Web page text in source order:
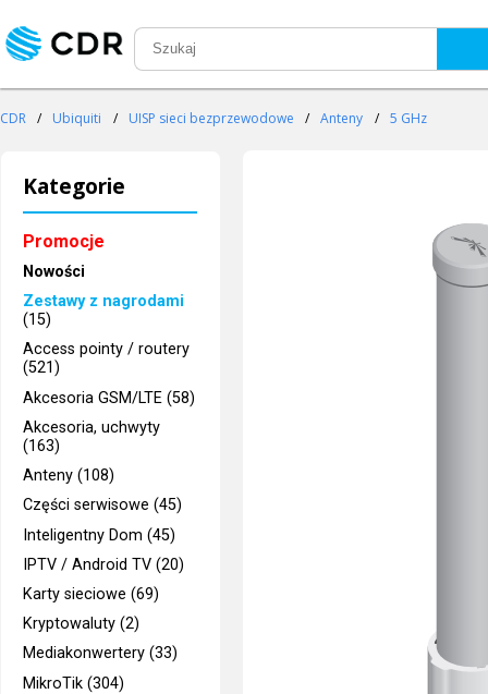
CDR / Ubiquiti / UISP sieci bezprzewodowe / Anteny / 5 GHz
Kategorie
Promocje
Nowości
Zestawy z nagrodami
(15)
Access pointy / routery
(521)
Akcesoria GSM/LTE (58)
Akcesoria, uchwyty
(163)
Anteny (108)
Części serwisowe (45)
Inteligentny Dom (45)
IPTV / Android TV (20)
Karty sieciowe (69)
Kryptowaluty (2)
Mediakonwertery (33)
MikroTik (304)